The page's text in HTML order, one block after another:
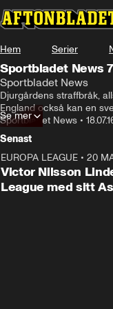
Hem Serier
Sportbladet News
Sportbladet News
Djurgårdens straffbråk,
England också kan en
Sportbladet News •
Se mer
Senast
EUROPA LEAGUE • 20
Victor Nilsson
League med sitt